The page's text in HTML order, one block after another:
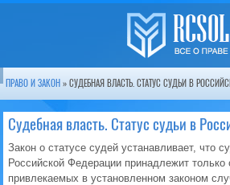
ПРАВО И ЗАКОН » СУДЕБНАЯ ВЛАСТЬ. СТАТУС СУДЬИ В
Судебная власть. Статус судьи в
Закон о статусе судей устанавливает, что
Российской Федерации принадлежит
привлекаемых в установленном законом